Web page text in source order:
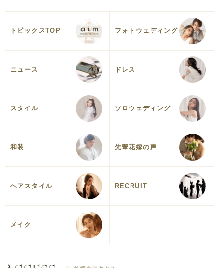
トピックスTOP フォトウェディング
ニュース ドレス
スタイル ソロウェディング
和装 先輩花嫁の声
ヘアスタイル RECRUIT
メイク